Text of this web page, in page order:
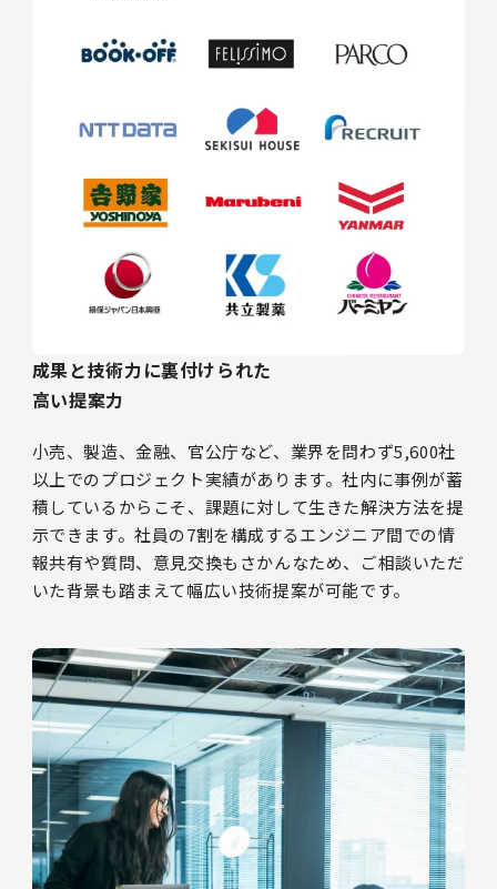
成果と技術力に裏付けられた
高い提案力
小売、製造、金融、官公庁など、業界を問わず5,600社
以上でのプロジェクト実績があります。社内に事例が蓄
積しているからこそ、課題に対して生きた解決方法を提
示できます。社員の7割を構成するエンジニア間での情
報共有や質問、意見交換もさかんなため、ご相談いただ
いた背景も踏まえて幅広い技術提案が可能です。